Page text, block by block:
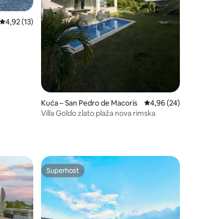
Prosječna ocjena: 4,92/5, recenzija: 13
4,92 (13)
Kuća – San Pedro de Macorís Prosječna ocjena:
4,96 (24)
Villa Goldo zlato plaža nova rimska
Superhost
Superhost